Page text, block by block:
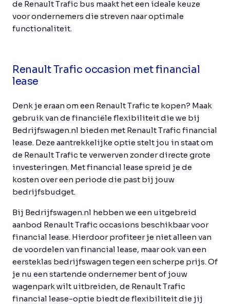
de Renault Trafic bus maakt het een ideale keuze
voor ondernemers die streven naar optimale
functionaliteit.
Renault Trafic occasion met financial
lease
Denk je eraan om een Renault Trafic te kopen? Maak
gebruik van de financiële flexibiliteit die we bij
Bedrijfswagen.nl bieden met Renault Trafic financial
lease. Deze aantrekkelijke optie stelt jou in staat om
de Renault Trafic te verwerven zonder directe grote
investeringen. Met financial lease spreid je de
kosten over een periode die past bij jouw
bedrijfsbudget.
Bij Bedrijfswagen.nl hebben we een uitgebreid
aanbod Renault Trafic occasions beschikbaar voor
financial lease. Hierdoor profiteer je niet alleen van
de voordelen van financial lease, maar ook van een
eersteklas bedrijfswagen tegen een scherpe prijs. Of
je nu een startende ondernemer bent of jouw
wagenpark wilt uitbreiden, de Renault Trafic
financial lease-optie biedt de flexibiliteit die jij